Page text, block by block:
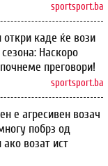
sportsport.ba
каде ќе вози
Наскоро
преговори!
sportsport.ba
е агресивен возач
побрз од
возат ист